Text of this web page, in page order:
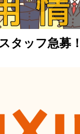
タッフ急募